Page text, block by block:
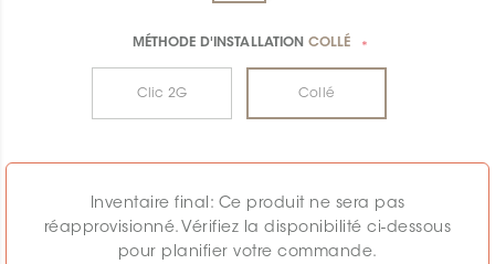
MÉTHODE D'INSTALLATIONCOLLÉ *
Clic 2G Collé
Inventaire final: Ce produit ne sera pas
réapprovisionné. Vérifiez la disponibilité ci-dessous
pour planifier votre commande.